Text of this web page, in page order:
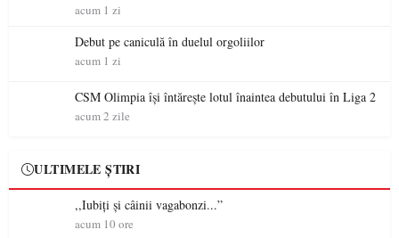
acum 1 zi
Debut pe caniculă în duelul orgoliilor
acum 1 zi
CSM Olimpia își întărește lotul înaintea debutului în Liga 2
acum 2 zile
ULTIMELE ȘTIRI
,,Iubiți și câinii vagabonzi...”
acum 10 ore